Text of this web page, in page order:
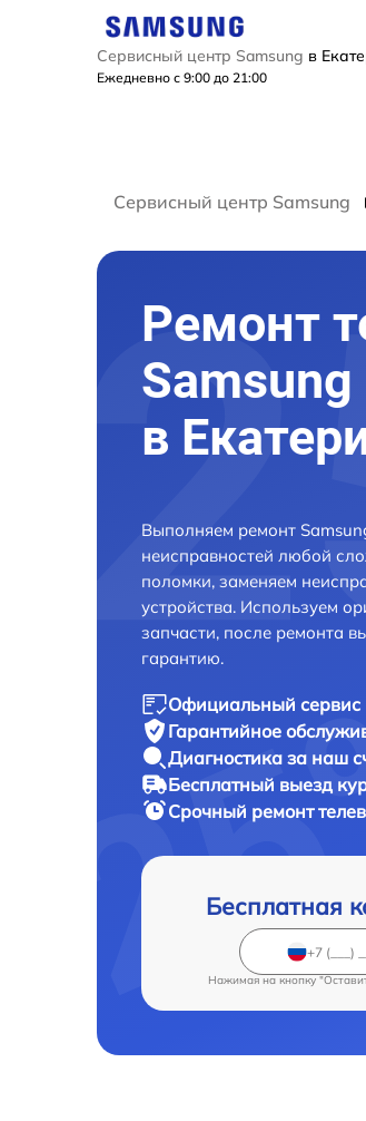
Сервисный центр Samsung в
Ежедневно с 9:00 до 21:00
Сервисный центр Samsung
Ремонт
Samsung
в
Выполняем ремонт
неисправностей любой
поломки, заменяем
устройства. Используем
запчасти, после ремонта
гарантию.
Официальный сервис
Гарантийное
Диагностика за наш
Бесплатный выезд
Срочный ремонт
Бесплатная
Нажимая на кнопку